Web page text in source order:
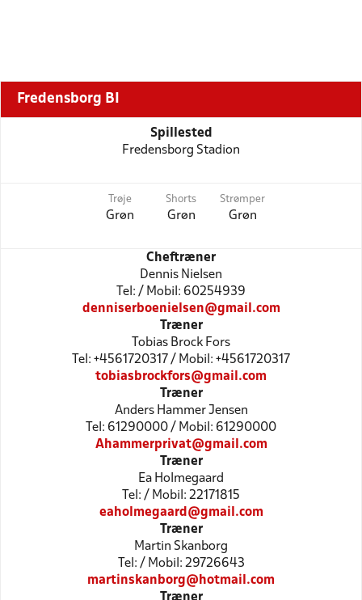
Fredensborg BI
Spillested
Fredensborg Stadion
Trøje
Grøn
Shorts
Grøn
Strømper
Grøn
Cheftræner
Dennis Nielsen
Tel: / Mobil: 60254939
denniserboenielsen@gmail.com
Træner
Tobias Brock Fors
Tel: +4561720317 / Mobil: +4561720317
tobiasbrockfors@gmail.com
Træner
Anders Hammer Jensen
Tel: 61290000 / Mobil: 61290000
Ahammerprivat@gmail.com
Træner
Ea Holmegaard
Tel: / Mobil: 22171815
eaholmegaard@gmail.com
Træner
Martin Skanborg
Tel: / Mobil: 29726643
martinskanborg@hotmail.com
Træner